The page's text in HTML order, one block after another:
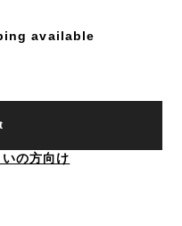
available
の方向け